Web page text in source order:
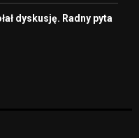
dyskusję. Radny pyta